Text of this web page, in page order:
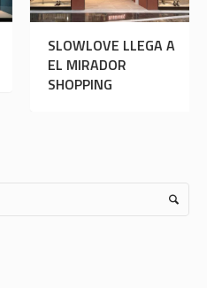
SLOWLOVE LLEGA A
EL MIRADOR
SHOPPING